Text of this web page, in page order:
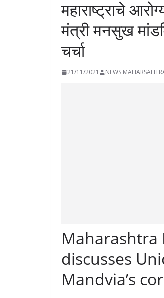
महाराष्ट्राचे
मंत्री मनसुख
चर्चा
21/11/2021 NEWS
Maharashtra
discusses
Mandvia’s